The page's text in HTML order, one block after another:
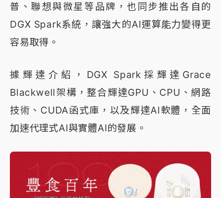
普、聯想與微星等品牌，也同步推出各自的
DGX Spark系統，讓強大的AI運算能力變得更
容易取得。
據輝達介紹，DGX Spark採輝達Grace
Blackwell架構，整合輝達GPU、CPU、網路
技術、CUDA函式庫，以及輝達AI軟體，全面
加速代理式AI與實體AI的發展。